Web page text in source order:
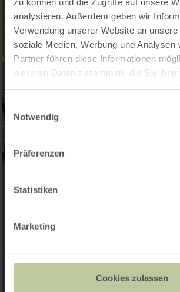
analysieren. Außerdem geben wir
Verwendung unserer Website an
soziale Medien, Werbung und Analysen
Partner führen diese Informationen
weiteren Daten zusammen, die Sie
Notwendig
Präferenzen
Statistiken
Marketing
Cookies zulassen